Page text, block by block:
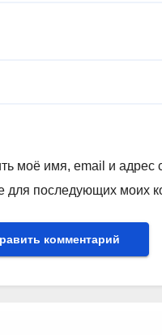
моё имя, email и адрес
для последующих моих